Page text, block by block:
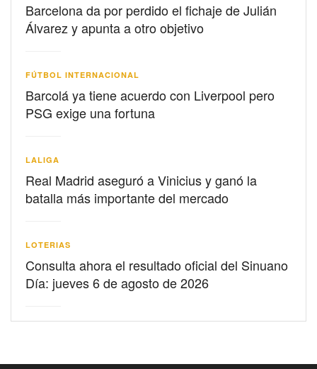
Barcelona da por perdido el fichaje de Julián
Álvarez y apunta a otro objetivo
FÚTBOL INTERNACIONAL
Barcolá ya tiene acuerdo con Liverpool pero
PSG exige una fortuna
LALIGA
Real Madrid aseguró a Vinicius y ganó la
batalla más importante del mercado
LOTERIAS
Consulta ahora el resultado oficial del Sinuano
Día: jueves 6 de agosto de 2026